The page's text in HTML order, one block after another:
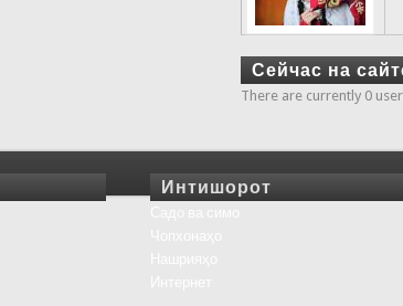
Сейчас на
There are currently 0
Интишорот